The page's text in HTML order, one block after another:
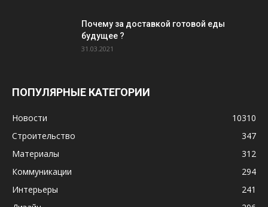
Почему за доставкой готовой еды
будущее ?
31.03.2021
ПОПУЛЯРНЫЕ КАТЕГОРИИ
Новости
10310
Строительство
347
Материалы
312
Коммуникации
294
Интерьеры
241